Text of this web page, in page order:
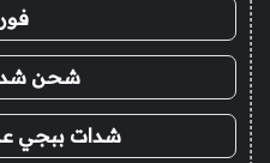
شحن
شدات ببجي